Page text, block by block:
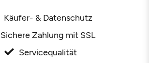
Käufer- & Datenschutz
Sichere Zahlung mit SSL
Servicequalität